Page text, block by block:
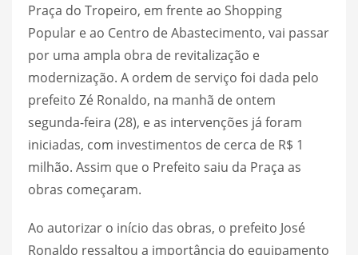
Praça do Tropeiro, em frente ao Shopping
Popular e ao Centro de Abastecimento, vai passar
por uma ampla obra de revitalização e
modernização. A ordem de serviço foi dada pelo
prefeito Zé Ronaldo, na manhã de ontem
segunda-feira (28), e as intervenções já foram
iniciadas, com investimentos de cerca de R$ 1
milhão. Assim que o Prefeito saiu da Praça as
obras começaram.
Ao autorizar o início das obras, o prefeito José
Ronaldo ressaltou a importância do equipamento